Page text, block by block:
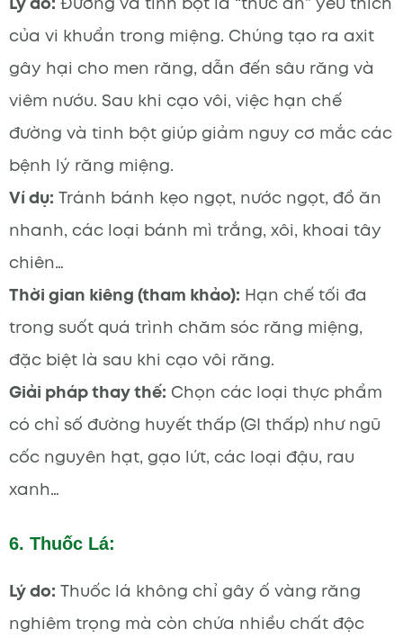
của vi khuẩn trong miệng. Chúng tạo ra axit
gây hại cho men răng, dẫn đến sâu răng và
viêm nướu. Sau khi cạo vôi, việc hạn chế
đường và tinh bột giúp giảm nguy cơ mắc các
bệnh lý răng miệng.
Ví dụ: Tránh bánh kẹo ngọt, nước ngọt, đồ ăn
nhanh, các loại bánh mì trắng, xôi, khoai tây
chiên…
Thời gian kiêng (tham khảo): Hạn chế tối đa
trong suốt quá trình chăm sóc răng miệng,
đặc biệt là sau khi cạo vôi răng.
Giải pháp thay thế: Chọn các loại thực phẩm
có chỉ số đường huyết thấp (GI thấp) như ngũ
cốc nguyên hạt, gạo lứt, các loại đậu, rau
xanh…
6. Thuốc Lá:
Lý do: Thuốc lá không chỉ gây ố vàng răng
nghiêm trọng mà còn chứa nhiều chất độc